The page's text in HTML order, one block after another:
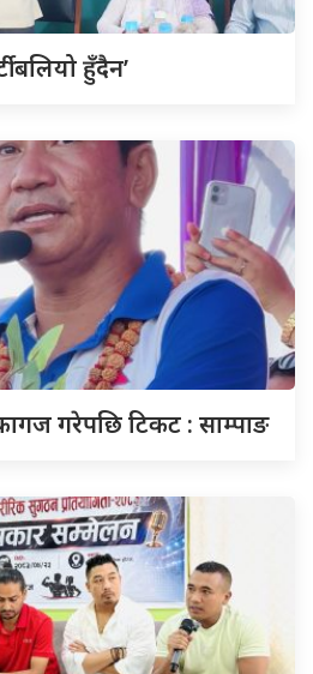
बलियो हुँदैन’
गरेपछि टिकट : साम्पाङ